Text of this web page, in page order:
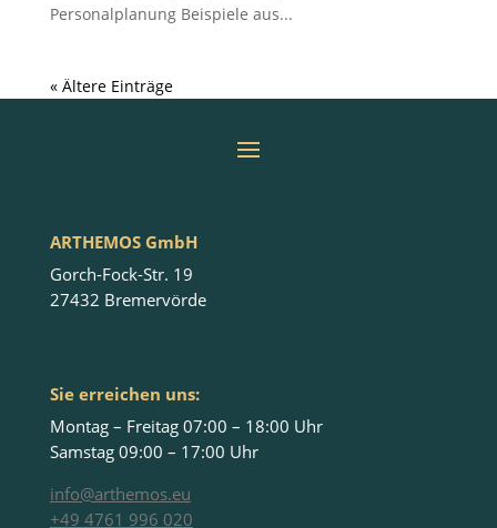
Personalplanung Beispiele aus...
« Ältere Einträge
ARTHEMOS GmbH
Gorch-Fock-Str. 19
27432 Bremervörde
Sie erreichen uns:
Montag – Freitag 07:00 – 18:00 Uhr
Samstag 09:00 – 17:00 Uhr
info@arthemos.eu
+49 4761 996 020